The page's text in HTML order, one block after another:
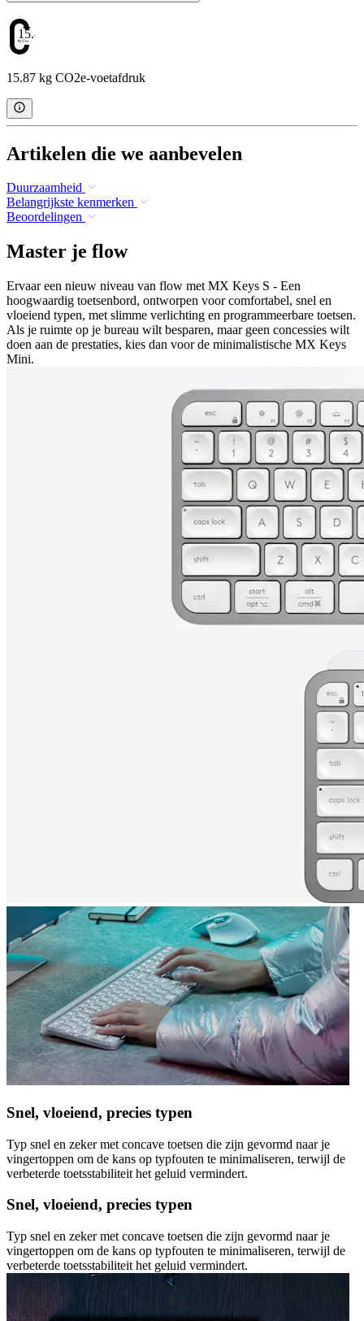
15.87
15.87 kg CO2e-voetafdruk
Artikelen die we aanbevelen
Duurzaamheid
Belangrijkste kenmerken
Beoordelingen
Master je flow
Ervaar een nieuw niveau van flow met MX Keys S - Een
hoogwaardig toetsenbord, ontworpen voor comfortabel, snel en
vloeiend typen, met slimme verlichting en programmeerbare toetsen.
Als je ruimte op je bureau wilt besparen, maar geen concessies wilt
doen aan de prestaties, kies dan voor de minimalistische MX Keys
Mini.
Snel, vloeiend, precies typen
Typ snel en zeker met concave toetsen die zijn gevormd naar je
vingertoppen om de kans op typfouten te minimaliseren, terwijl de
verbeterde toetsstabiliteit het geluid vermindert.
Snel, vloeiend, precies typen
Typ snel en zeker met concave toetsen die zijn gevormd naar je
vingertoppen om de kans op typfouten te minimaliseren, terwijl de
verbeterde toetsstabiliteit het geluid vermindert.